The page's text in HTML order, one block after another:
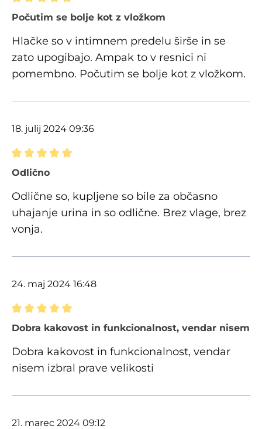
Ocena z oceno 5 od 5 zvezdic
Počutim se bolje kot z vložkom
Hlačke so v intimnem predelu širše in se
zato upogibajo. Ampak to v resnici ni
pomembno. Počutim se bolje kot z vložkom.
18. julij 2024 09:36
Ocena z oceno 5 od 5 zvezdic
Odlično
Odlične so, kupljene so bile za občasno
uhajanje urina in so odlične. Brez vlage, brez
vonja.
24. maj 2024 16:48
Ocena z oceno 5 od 5 zvezdic
Dobra kakovost in funkcionalnost, vendar nisem
Dobra kakovost in funkcionalnost, vendar
nisem izbral prave velikosti
21. marec 2024 09:12